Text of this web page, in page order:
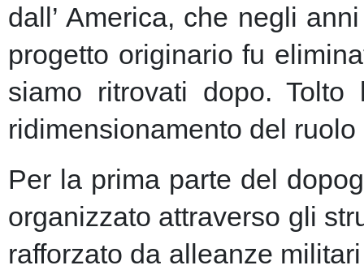
dall’ America, che negli
progetto originario fu
siamo ritrovati dopo.
ridimensionamento del
Per la prima parte del
organizzato attraverso gli
rafforzato da alleanze